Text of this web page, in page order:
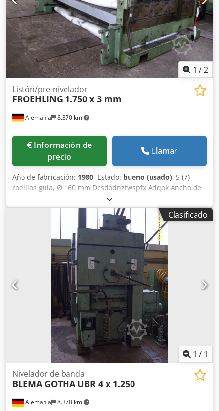
1 /2
Alemania 8.370 km
Listón/pre-nivelador
FROEHLING 1.750 x 3 mm
Información de
precio
Llamar
Año de fabricación: 1980, Estado: bueno (usado), 5 (7)
rodillos guía, Ø 160 mm Dcsdodnztwspfx Adqok Ancho de
la banda: máx. 1.750 mm Grosor de la banda: 0,4 - 3 mm
Clasificado
1 / 1
Alemania 8.370 km
Nivelador de banda
BLEMA GOTHA UBR 4 x 1.250